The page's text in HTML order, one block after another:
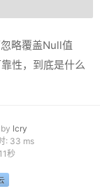
略覆盖Null值
性，到底是什么
lcry
: 33 ms
秒